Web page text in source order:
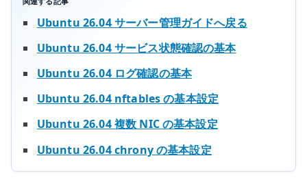
Ubuntu 26.04 サーバー管理ガイドへ戻る
Ubuntu 26.04 サービス状態確認の基本
Ubuntu 26.04 ログ確認の基本
Ubuntu 26.04 nftables の基本設定
Ubuntu 26.04 複数 NIC の基本設定
Ubuntu 26.04 chrony の基本設定